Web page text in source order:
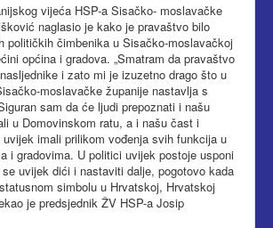
vijeća HSP-a Sisačko- moslavačke
naglasio je kako je pravaštvo bilo
političkih čimbenika u Sisačko-moslavačkoj
općina i gradova. „Smatram da pravaštvo
i zato mi je izuzetno drago što u
moslavačke županije nastavlja s
sam da će ljudi prepoznati i našu
u Domovinskom ratu, a i našu čast i
imali prilikom vođenja svih funkcija u
i gradovima. U politici uvijek postoje usponi
uvijek dići i nastaviti dalje, pogotovo kada
simbolu u Hrvatskoj, Hrvatskoj
je predsjednik ŽV HSP-a Josip